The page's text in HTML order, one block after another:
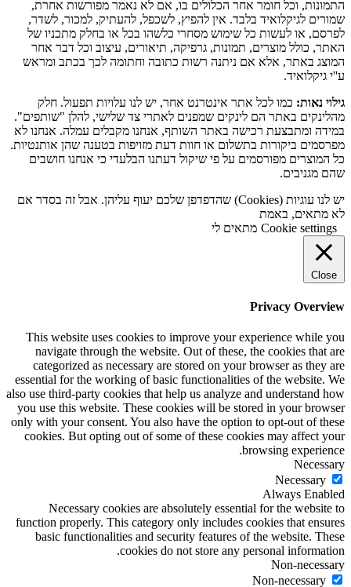
התמונות, וכל חומר אחר הכלולים בו, אם לא נאמר מפורשות אחרת,
שמורים לגיקלואיד בלבד. אין להפיץ, לשכפל, להעתיק, למכור, לשדר,
לפרסם, או לעשות כל שימוש מסחרי כלשהו בכל או בחלק מתכניו של
האתר, כולל מוצרים, תמונות, גרפיקה, תיאורים, עיצוב וכל דבר אחר
המוצג באתר, אלא אם ניתנה רשות כתובה וחתומה לכך בכתב ומראש
ע''י גיקלואיד.
גילוי נאות: כמו לכל אתר אינטרנט אחר, יש לנו עלויות תפעול. חלק
מהלינקים באתר הם לינקים שמפנים לאתרי צד שלישי, להלן "שותפים".
במידה ומתבצעת רכישה באתר השותף, אנחנו מקבלים עמלה. אנחנו לא
מפרסמים ביקורות בתשלום או חוות דעת מזויפות בטענה שהן אותנטיות.
כל המוצרים מפורסמים על פי שיקול דעתנו הבלעדי כי אנחנו חושבים
שהם מגניבים.
יש לנו עוגיות (Cookies) שהדפדפן שלכם יעוף עליהן. אבל זה בסדר אם
לא מתאים, באמת
Cookie settings מתאים לי
Close
Privacy Overview
This website uses cookies to improve your experience while you
navigate through the website. Out of these, the cookies that are
categorized as necessary are stored on your browser as they are
essential for the working of basic functionalities of the website. We
also use third-party cookies that help us analyze and understand how
you use this website. These cookies will be stored in your browser
only with your consent. You also have the option to opt-out of these
cookies. But opting out of some of these cookies may affect your
browsing experience.
Necessary
Necessary
Always Enabled
Necessary cookies are absolutely essential for the website to
function properly. This category only includes cookies that ensures
basic functionalities and security features of the website. These
cookies do not store any personal information.
Non-necessary
Non-necessary